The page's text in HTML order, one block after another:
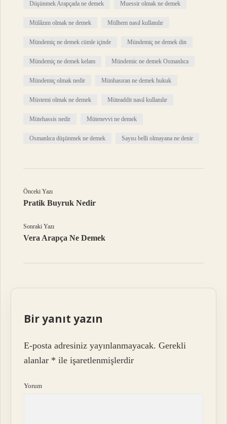
Düşünmek Arapçada ne demek Muessir olmak ne demek
Mülâzım olmak ne demek Mülhem nasıl kullanılır
Mündemiç ne demek cümle içinde Mündemiç ne demek din
Mündemiç ne demek kelam Mündemic ne demek Osmanlıca
Mündemiç olmak nedir Münhasıran ne demek hukuk
Müstemi olmak ne demek Müteaddit nasıl kullanılır
Mütehassis nedir Mütenevvi ne demek
Osmanlıca düşünmek ne demek Sayısı belli olmayana ne denir
Önceki Yazı
Pratik Buyruk Nedir
Sonraki Yazı
Vera Arapça Ne Demek
Bir yanıt yazın
E-posta adresiniz yayınlanmayacak. Gerekli
alanlar * ile işaretlenmişlerdir
Yorum